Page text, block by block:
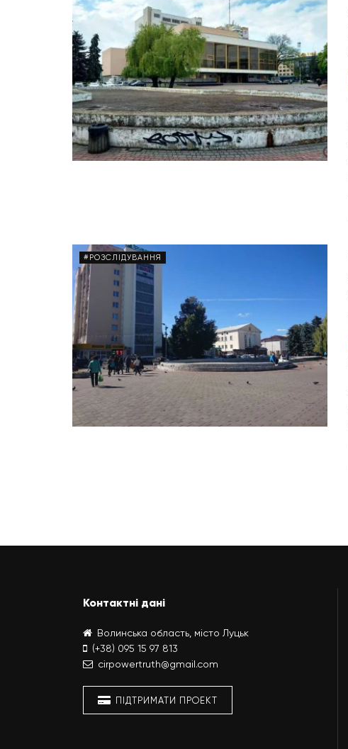
#РОЗСЛІДУВАННЯ
Контактні дані
Волинська область, місто Луцьк
(+38) 095 15 97 813
cirpowertruth@gmail.com
ПІДТРИМАТИ ПРОЕКТ